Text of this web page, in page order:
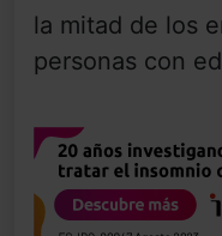
la mitad de los
personas con